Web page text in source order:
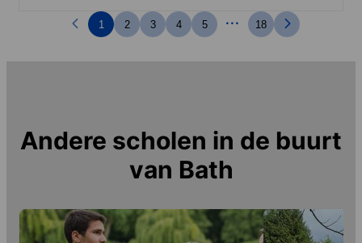
1 2 3 4 5 ... 18
Andere scholen in de buurt
van Bath